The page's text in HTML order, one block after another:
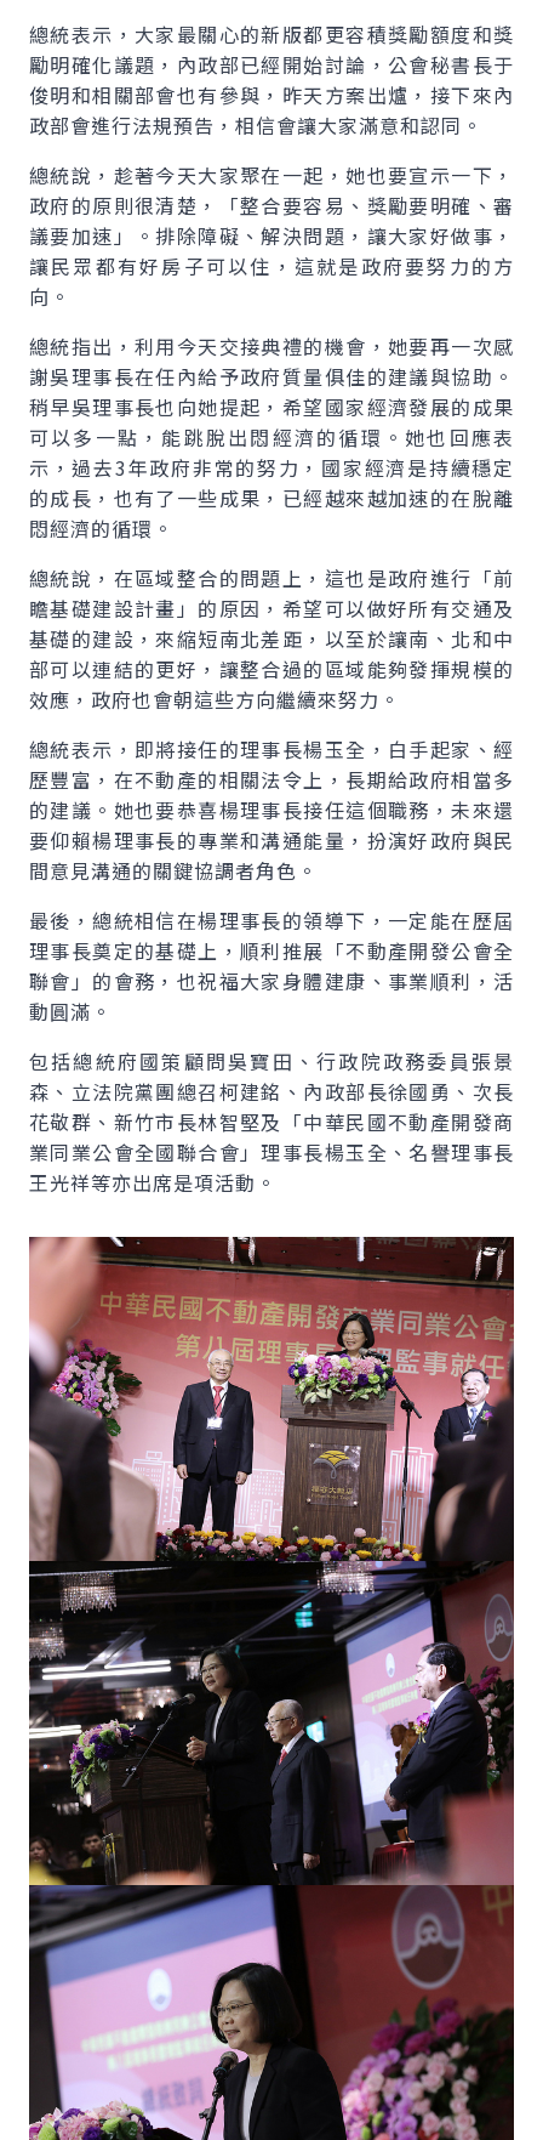
總統表示，大家最關心的新版都更容積獎勵額度和獎
勵明確化議題，內政部已經開始討論，公會秘書長于
俊明和相關部會也有參與，昨天方案出爐，接下來內
政部會進行法規預告，相信會讓大家滿意和認同。
總統說，趁著今天大家聚在一起，她也要宣示一下，
政府的原則很清楚，「整合要容易、獎勵要明確、審
議要加速」。排除障礙、解決問題，讓大家好做事，
讓民眾都有好房子可以住，這就是政府要努力的方
向。
總統指出，利用今天交接典禮的機會，她要再一次感
謝吳理事長在任內給予政府質量俱佳的建議與協助。
稍早吳理事長也向她提起，希望國家經濟發展的成果
可以多一點，能跳脫出悶經濟的循環。她也回應表
示，過去3年政府非常的努力，國家經濟是持續穩定
的成長，也有了一些成果，已經越來越加速的在脫離
悶經濟的循環。
總統說，在區域整合的問題上，這也是政府進行「前
瞻基礎建設計畫」的原因，希望可以做好所有交通及
基礎的建設，來縮短南北差距，以至於讓南、北和中
部可以連結的更好，讓整合過的區域能夠發揮規模的
效應，政府也會朝這些方向繼續來努力。
總統表示，即將接任的理事長楊玉全，白手起家、經
歷豐富，在不動產的相關法令上，長期給政府相當多
的建議。她也要恭喜楊理事長接任這個職務，未來還
要仰賴楊理事長的專業和溝通能量，扮演好政府與民
間意見溝通的關鍵協調者角色。
最後，總統相信在楊理事長的領導下，一定能在歷屆
理事長奠定的基礎上，順利推展「不動產開發公會全
聯會」的會務，也祝福大家身體建康、事業順利，活
動圓滿。
包括總統府國策顧問吳寶田、行政院政務委員張景
森、立法院黨團總召柯建銘、內政部長徐國勇、次長
花敬群、新竹市長林智堅及「中華民國不動產開發商
業同業公會全國聯合會」理事長楊玉全、名譽理事長
王光祥等亦出席是項活動。